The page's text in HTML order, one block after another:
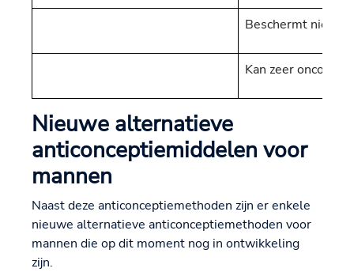
Beschermt niet
Kan zeer
Nieuwe alternatieve
anticonceptiemiddelen voor
mannen
Naast deze anticonceptiemethoden zijn er enkele
nieuwe alternatieve anticonceptiemethoden voor
mannen die op dit moment nog in ontwikkeling
zijn.